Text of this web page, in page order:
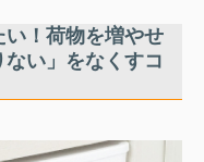
！荷物を増やせ
い」をなくすコ